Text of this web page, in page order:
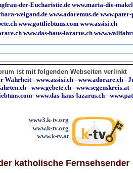
der-Eucharistie.de www.maria-die-
weigand.de www.adoremus.de www.pater-
www.gottliebtuns.com www.assisi.ch
www.das-haus-lazarus.ch
ist mit folgenden Webseiten verlinkt
Wahrheit -www.assisi.ch -www.adorare.ch -
-www.gebete.ch -www.segenskreis.at
-www.das-haus-lazarus.ch -
www3.k-tv.org
www.k-tv.org
www.k-tv.at
katholische Fernsehsender